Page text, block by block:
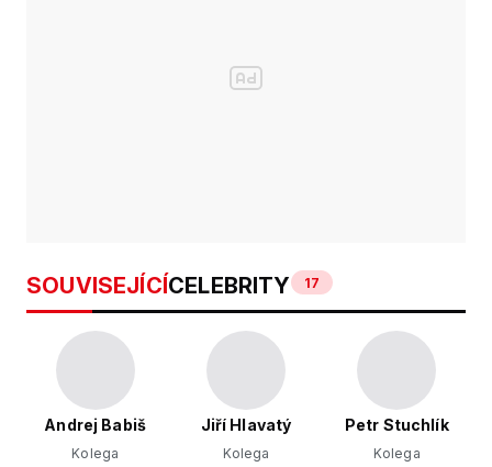
SOUVISEJÍCÍCELEBRITY 17
Andrej Babiš
Kolega
Jiří Hlavatý
Kolega
Petr Stuchlík
Kolega